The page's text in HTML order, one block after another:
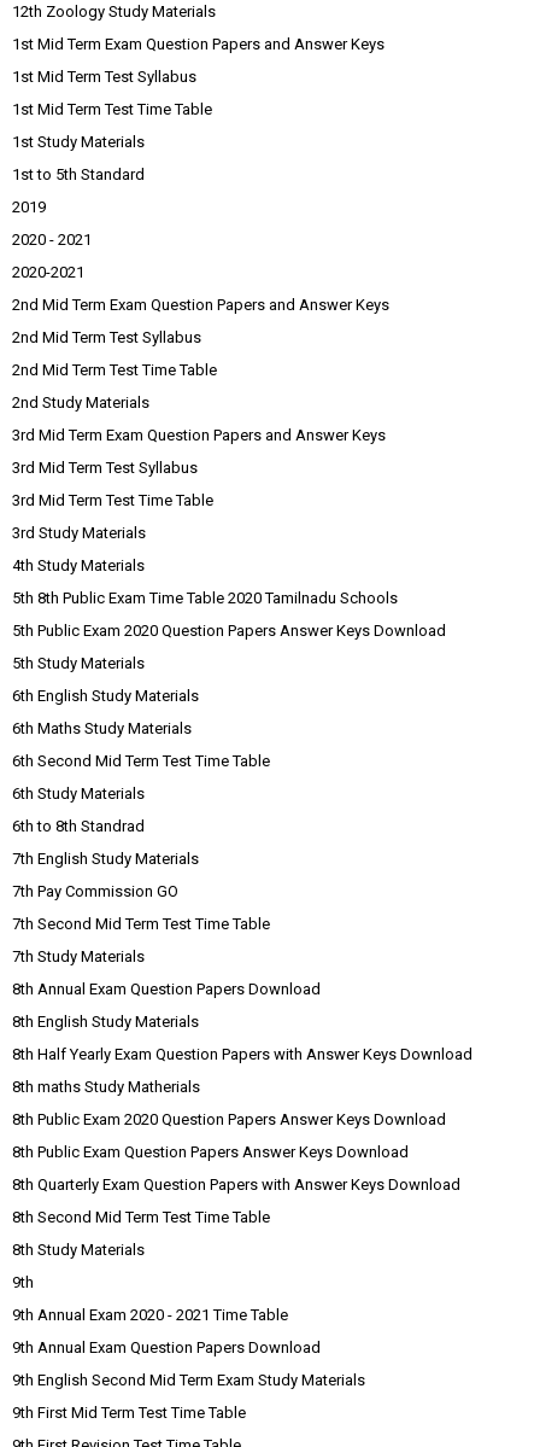
12th Zoology Study Materials
1st Mid Term Exam Question Papers and Answer Keys
1st Mid Term Test Syllabus
1st Mid Term Test Time Table
1st Study Materials
1st to 5th Standard
2019
2020 - 2021
2020-2021
2nd Mid Term Exam Question Papers and Answer Keys
2nd Mid Term Test Syllabus
2nd Mid Term Test Time Table
2nd Study Materials
3rd Mid Term Exam Question Papers and Answer Keys
3rd Mid Term Test Syllabus
3rd Mid Term Test Time Table
3rd Study Materials
4th Study Materials
5th 8th Public Exam Time Table 2020 Tamilnadu Schools
5th Public Exam 2020 Question Papers Answer Keys Download
5th Study Materials
6th English Study Materials
6th Maths Study Materials
6th Second Mid Term Test Time Table
6th Study Materials
6th to 8th Standrad
7th English Study Materials
7th Pay Commission GO
7th Second Mid Term Test Time Table
7th Study Materials
8th Annual Exam Question Papers Download
8th English Study Materials
8th Half Yearly Exam Question Papers with Answer Keys Download
8th maths Study Matherials
8th Public Exam 2020 Question Papers Answer Keys Download
8th Public Exam Question Papers Answer Keys Download
8th Quarterly Exam Question Papers with Answer Keys Download
8th Second Mid Term Test Time Table
8th Study Materials
9th
9th Annual Exam 2020 - 2021 Time Table
9th Annual Exam Question Papers Download
9th English Second Mid Term Exam Study Materials
9th First Mid Term Test Time Table